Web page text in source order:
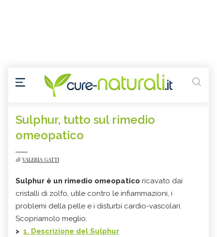
Sulphur, tutto sul rimedio
omeopatico
di VALERIA GATTI
Sulphur è un rimedio omeopatico ricavato dai
cristalli di zolfo, utile contro le infiammazioni, i
problemi della pelle e i disturbi cardio-vascolari.
Scopriamolo meglio.
> 1. Descrizione del Sulphur